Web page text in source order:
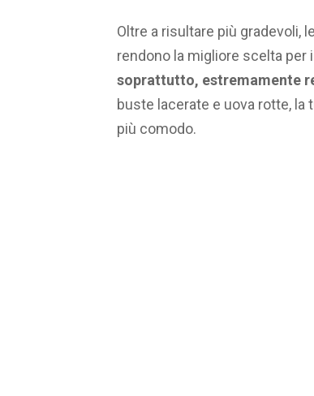
Oltre a risultare più gradevoli,
rendono la migliore scelta per
soprattutto, estremamente
buste lacerate e uova rotte,
più comodo.